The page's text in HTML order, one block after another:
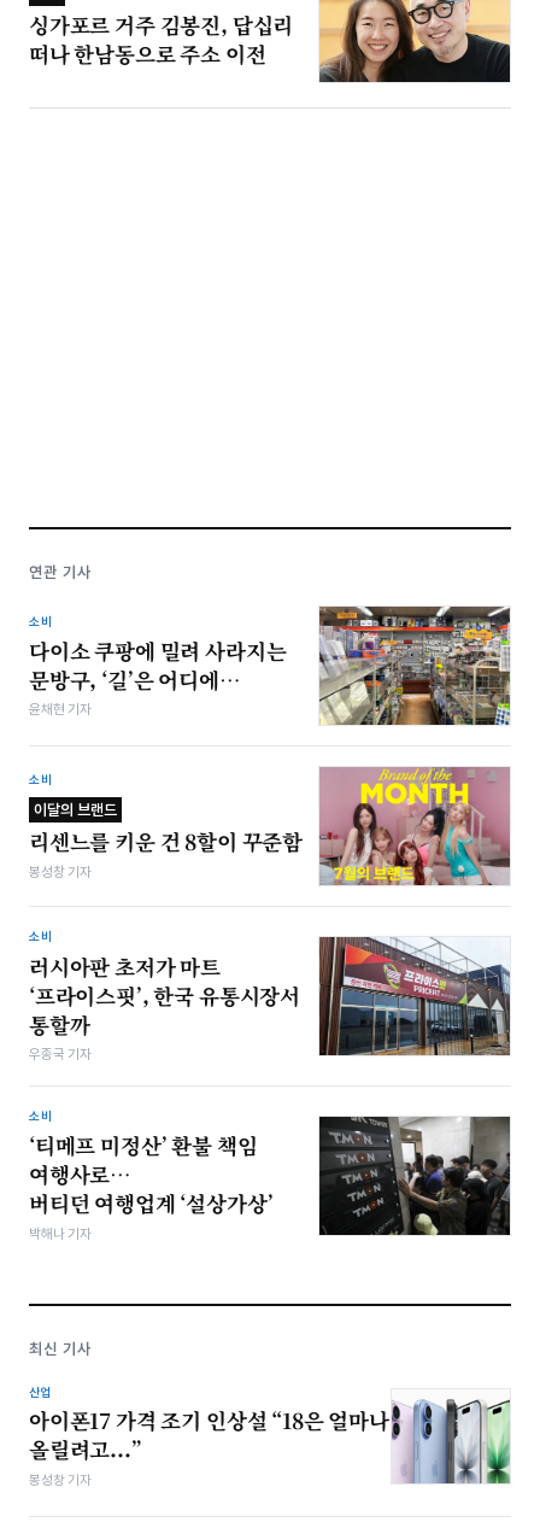
싱가포르 거주 김봉진, 답십리
떠나 한남동으로 주소 이전
연관 기사
소비
다이소 쿠팡에 밀려 사라지는
문방구, ‘길’은 어디에…
윤채현 기자
소비
이달의 브랜드
리센느를 키운 건 8할이 꾸준함
봉성창 기자
소비
러시아판 초저가 마트
‘프라이스핏’, 한국 유통시장서
통할까
우종국 기자
소비
‘티메프 미정산’ 환불 책임
여행사로…
버티던 여행업계 ‘설상가상’
박해나 기자
최신 기사
산업
아이폰17 가격 조기 인상설 “18은 얼마나
올릴려고...”
봉성창 기자